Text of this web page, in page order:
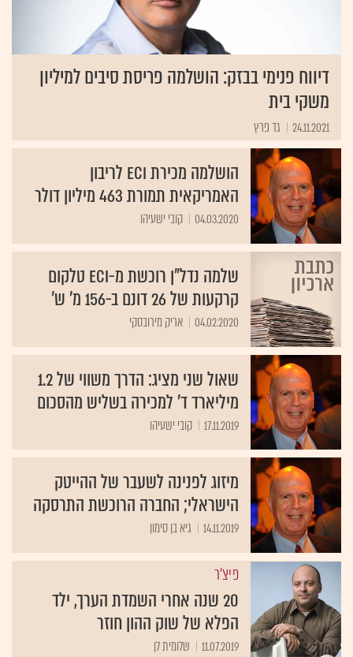
דיווח פנימי בבזק: הושלמה פריסת סיבים למיליון
משקי בית
24.11.2021 גד פרץ
הושלמה מכירת ECI לריבון
האמריקאית תמורת 463 מיליון דולר
04.03.2020 קובי ישעיהו
שלמה נדל"ן רוכשת מ-ECI טלקום
קרקעות של 26 דונם ב-156 מ' ש'
04.02.2020 אריק מירובסקי
שאול שני מציג: הדרך משווי של 1.2
מיליארד ד' למכירה בשליש מהסכום
17.11.2019 קובי ישעיהו
מיזוג לפנינה לשעבר של ההייטק
הישראלי; החברה הרוכשת התרסקה
14.11.2019 גיא בן סימון
פיצ'ר
20 שנה אחרי השמדת הערך, ילד
הפלא של שוק ההון חוזר
11.07.2019 שלומית לן